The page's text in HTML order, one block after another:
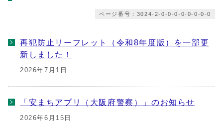
ページ番号：3024-2-0-0-0-0-0-0-0-0
再犯防止リーフレット（令和8年度版）を一部更
新しました！
2026年7月1日
「安まちアプリ（大阪府警察）」のお知らせ
2026年6月15日